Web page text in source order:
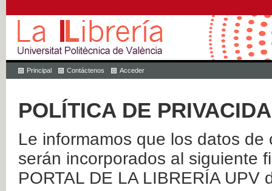
Principal Contáctenos Acceder
POLÍTICA DE
Le informamos que los datos
serán incorporados al siguiente
PORTAL DE LA LIBRERÍA